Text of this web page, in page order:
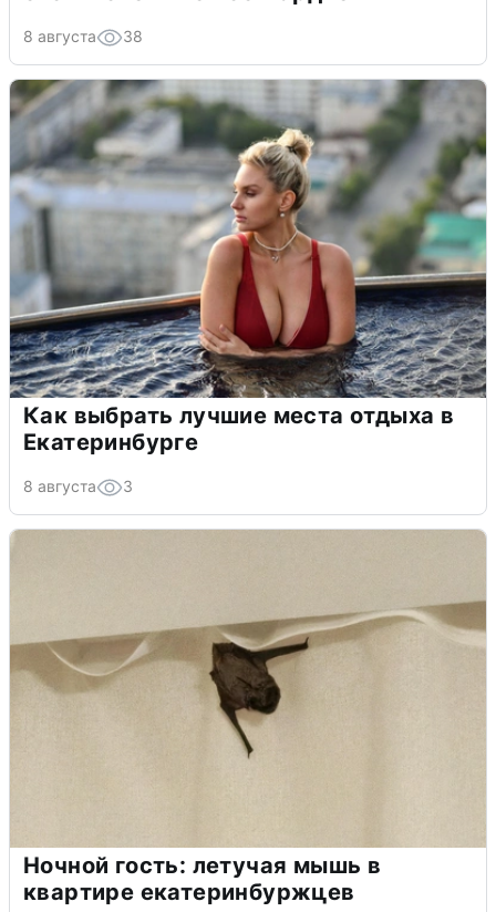
8 августа 38
Как выбрать лучшие места отдыха в
Екатеринбурге
8 августа 3
Ночной гость: летучая мышь в
квартире екатеринбуржцев